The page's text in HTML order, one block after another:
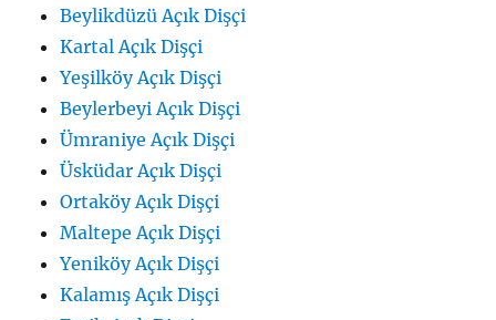
Beylikdüzü Açık Dişçi
Kartal Açık Dişçi
Yeşilköy Açık Dişçi
Beylerbeyi Açık Dişçi
Ümraniye Açık Dişçi
Üsküdar Açık Dişçi
Ortaköy Açık Dişçi
Maltepe Açık Dişçi
Yeniköy Açık Dişçi
Kalamış Açık Dişçi